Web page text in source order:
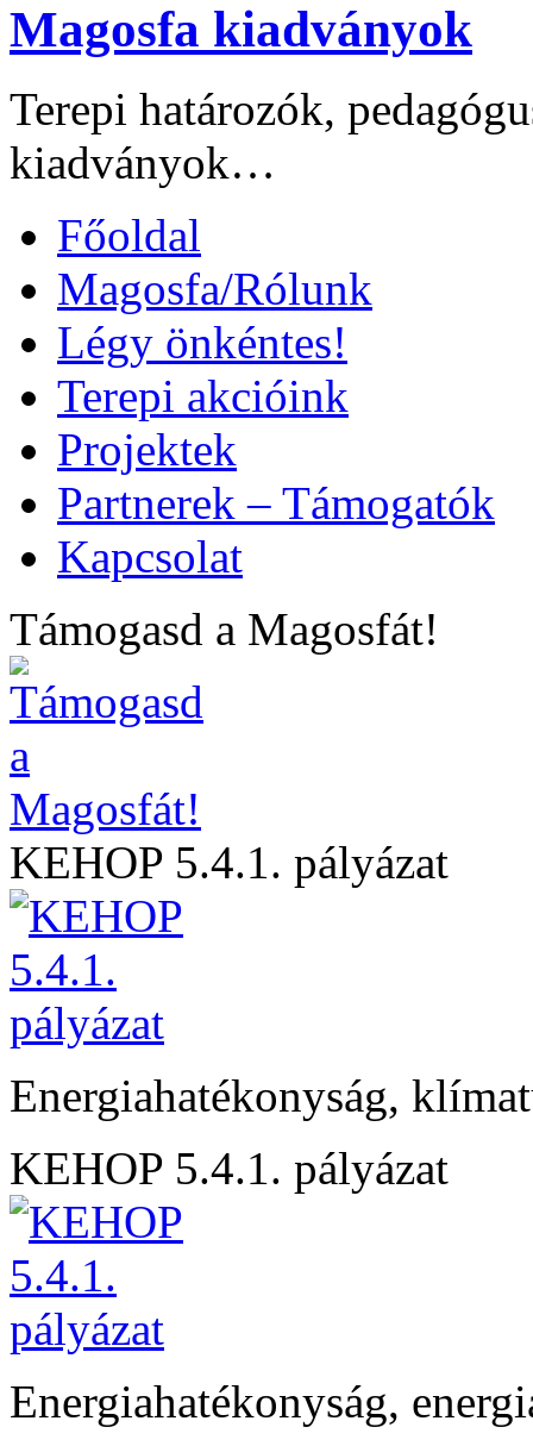
Magosfa kiadványok
Terepi határozók,
kiadványok…
Főoldal
Magosfa/Rólunk
Légy önkéntes!
Terepi akcióink
Projektek
Partnerek – Támogatók
Kapcsolat
Támogasd a Magosfát!
KEHOP 5.4.1. pályázat
Energiahatékonyság,
KEHOP 5.4.1. pályázat
Energiahatékonyság,